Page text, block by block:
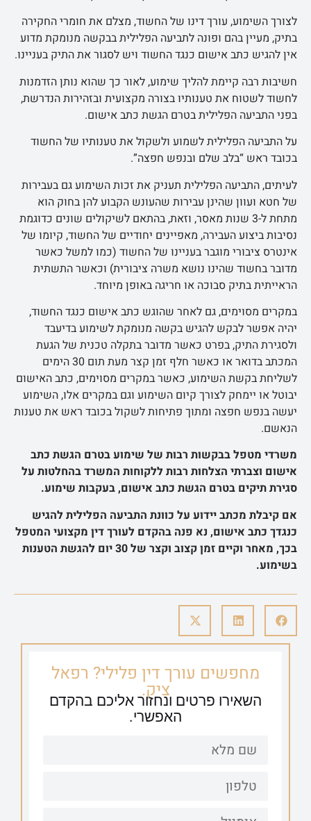
לצורך השימוע, עורך דינו של החשוד, מצלם את חומרי החקירה
בתיק, מעיין בהם ופונה לתביעה הפלילית בבקשה מנומקת מדוע
אין להגיש כתב אישום כנגד החשוד ויש לסגור את התיק בעניינו.
חשיבות רבה קיימת להליך שימוע, לאור כך שהוא נותן הזדמנות
לחשוד לשטוח את טענותיו בצורה מקצועית ובזהירות הנדרשת,
בפני התביעה הפלילית בטרם הגשת כתב אישום.
על התביעה הפלילית לשמוע ולשקול את טענותיו של החשוד
בכובד ראש “בלב שלם ובנפש חפצה”.
לעיתים, התביעה הפלילית תעניק את זכות השימוע גם בעבירות
של חטא ועוון שהינן עבירות שהעונש הקבוע להן בחוק הוא
מתחת ל-3 שנות מאסר, וזאת, בהתאם לשיקולים שונים כדוגמת
נסיבות ביצוע העבירה, מאפיינים יחודיים של החשוד, קיומו של
אינטרס ציבורי מוגבר בעניינו של החשוד (כמו למשל כאשר
מדובר בחשוד שהינו נושא משרה ציבורית) וכאשר התשתית
הראייתית בתיק סבוכה או חריגה באופן מיוחד.
במקרים מסוימים, גם לאחר שהוגש כתב אישום כנגד החשוד,
יהיה אפשר לבקש להגיש בקשה מנומקת לשימוע בדיעבד
ולסגירת התיק, בפרט כאשר מדובר בתקלה טכנית של הגעת
המכתב בדואר או כאשר חלף זמן קצר מעת תום 30 הימים
לשליחת בקשת השימוע, כאשר במקרים מסוימים, כתב האישום
יבוטל או יימחק לצורך קיום השימוע וגם במקרים אלו, השימוע
יעשה בנפש חפצה ומתוך פתיחות לשקול בכובד ראש את טענות
הנאשם.
משרדי מטפל בבקשות רבות של שימוע בטרם הגשת כתב
אישום וצברתי הצלחות רבות ללקוחות המשרד בהחלטות על
סגירת תיקים בטרם הגשת כתב אישום, בעקבות שימוע.
אם קיבלת מכתב יידוע על כוונת התביעה הפלילית להגיש
כנגדך כתב אישום, נא פנה בהקדם לעורך דין מקצועי המטפל
בכך, מאחר וקיים זמן קצוב וקצר של 30 יום להגשת הטענות
בשימוע.
מחפשים עורך דין פלילי? רפאל
ציק.
השאירו פרטים ונחזור אליכם בהקדם
האפשרי.